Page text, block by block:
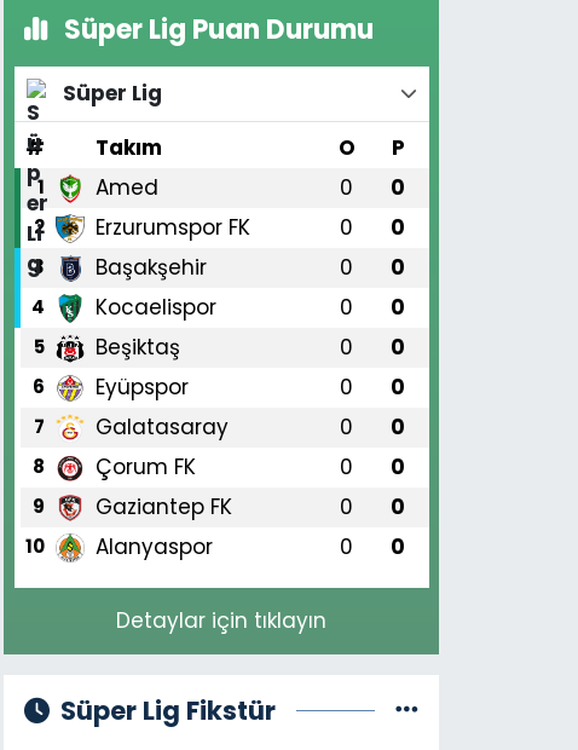
Süper Lig Puan Durumu
Süper Lig
#
Takım O P
1 Amed 0 0
2 Erzurumspor FK 0 0
3 Başakşehir 0 0
4 Kocaelispor 0 0
5 Beşiktaş 0 0
6 Eyüpspor 0 0
7 Galatasaray 0 0
8 Çorum FK 0 0
9 Gaziantep FK 0 0
10 Alanyaspor 0 0
Detaylar için tıklayın
Süper Lig Fikstür